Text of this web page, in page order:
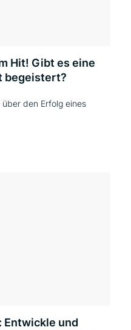
Hit! Gibt es eine
begeistert?
den Erfolg eines
Entwickle und